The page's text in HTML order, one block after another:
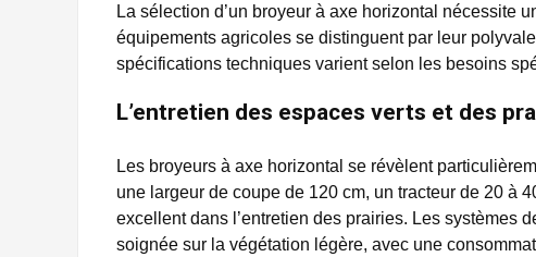
La sélection d’un broyeur à axe horizontal nécessite
équipements agricoles se distinguent par leur
spécifications techniques varient selon les besoins
L’entretien des espaces verts et des
Les broyeurs à axe horizontal se révèlent
une largeur de coupe de 120 cm, un tracteur de 20 à
excellent dans l’entretien des prairies. Les systèmes
soignée sur la végétation légère, avec une